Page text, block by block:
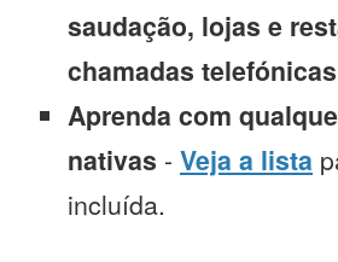
saudação, lojas e
chamadas
Aprenda com
nativas - Veja a lista
incluída.